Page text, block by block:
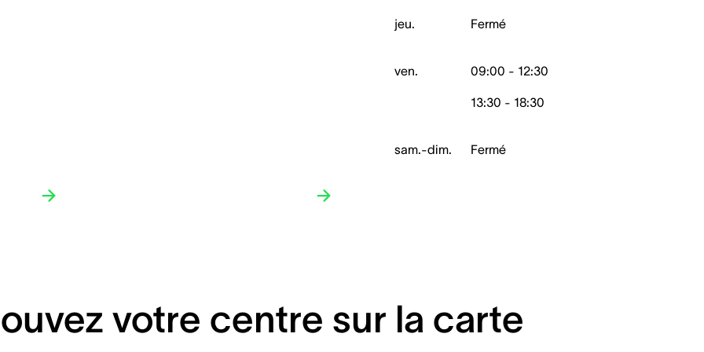
jeu. Fermé
ven. 09:00 - 12:30
13:30 - 18:30
sam.-dim. Fermé
votre centre sur la carte